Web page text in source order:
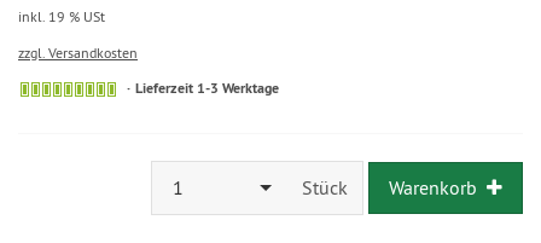
inkl. 19 % USt
zzgl. Versandkosten
Lieferzeit 1-3 Werktage
1 Stück Warenkorb